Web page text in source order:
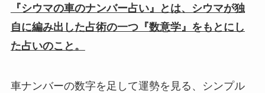
『シウマの車のナンバー占い』とは、シウマが独
自に編み出した占術の一つ『数意学』をもとにし
た占いのこと。
車ナンバーの数字を足して運勢を見る、シンプル